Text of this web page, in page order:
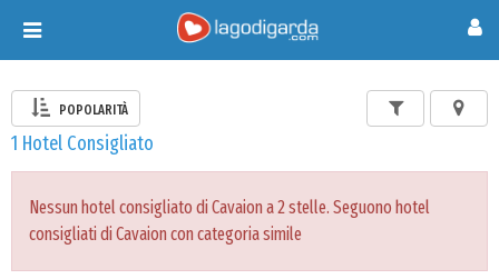
Toggle
navigation
POPOLARITÀ
1 Hotel Consigliato
Nessun hotel consigliato di Cavaion a 2 stelle. Seguono hotel
consigliati di Cavaion con categoria simile